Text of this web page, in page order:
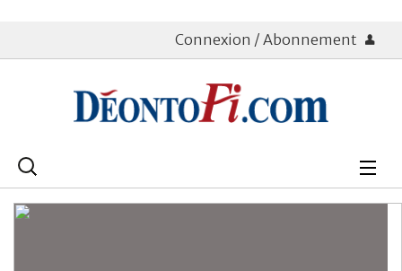
Connexion / Abonnement
Rechercher
Déontologie